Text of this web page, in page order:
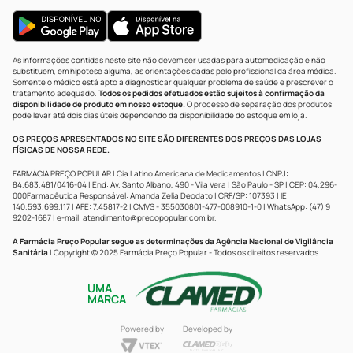
As informações contidas neste site não devem ser usadas para automedicação e não
substituem, em hipótese alguma, as orientações dadas pelo profissional da área médica.
Somente o médico está apto a diagnosticar qualquer problema de saúde e prescrever o
tratamento adequado. Todos os pedidos efetuados estão sujeitos à confirmação da
disponibilidade de produto em nosso estoque.O processo de separação dos produtos
pode levar até dois dias úteis dependendo da disponibilidade do estoque em loja.
OS PREÇOS APRESENTADOS NO SITE SÃO DIFERENTES DOS PREÇOS DAS LOJAS
FÍSICAS DE NOSSA REDE.
FARMÁCIA PREÇO POPULAR | Cia Latino Americana de Medicamentos | CNPJ:
84.683.481/0416-04 | End: Av. Santo Albano, 490 - Vila Vera | São Paulo - SP | CEP: 04.296-
000Farmacêutica Responsável: Amanda Zelia Deodato | CRF/SP: 107393 | IE:
140.593.699.117 | AFE: 7.45817-2 | CMVS - 355030801-477-008910-1-0 | WhatsApp: (47) 9
9202-1687 | e-mail: atendimento@precopopular.com.br.
A Farmácia Preço Popular segue as determinações da Agência Nacional de Vigilância
Sanitária | Copyright © 2025 Farmácia Preço Popular - Todos os direitos reservados.
UMA
MARCA
Powered by Developed by